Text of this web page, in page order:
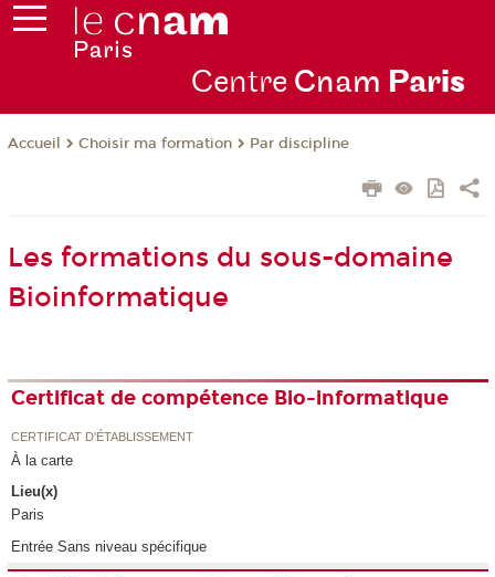
Centre Cnam Paris
Accueil Choisir ma formation Par discipline
Les formations du sous-domaine
Bioinformatique
Certificat de compétence Bio-informatique
CERTIFICAT D'ÉTABLISSEMENT
À la carte
Lieu(x)
Paris
Entrée Sans niveau spécifique